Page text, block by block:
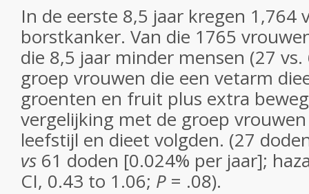
In de eerste 8,5 jaar kregen 1,764
borstkanker. Van die 1765
die 8,5 jaar minder mensen (27
groep vrouwen die een vetarm
groenten en fruit plus extra
vergelijking met de groep
leefstijl en dieet volgden. (27
vs 61 doden [0.024% per jaar];
CI, 0.43 to 1.06; P = .08).